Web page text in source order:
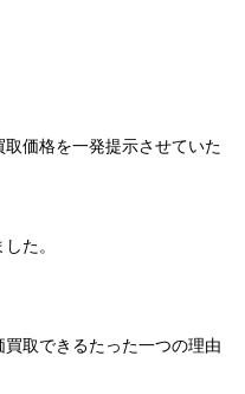
価格を一発提示させていた
た。
取できるたった一つの理由